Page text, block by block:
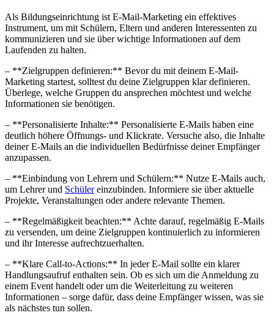
Als Bildungseinrichtung‌ ist E-Mail-Marketing ein⁤ effektives⁢
Instrument, ‍um mit⁤ Schülern, Eltern und anderen Interessenten zu
kommunizieren und ‌sie​ über wichtige Informationen auf⁢ dem
Laufenden zu halten.
– ⁢**Zielgruppen definieren:** Bevor du ⁣mit deinem ​E-Mail-
Marketing startest, solltest du⁣ deine Zielgruppen⁤ klar definieren.
Überlege, welche Gruppen du ansprechen möchtest‌ und welche
Informationen sie benötigen.
– **Personalisierte‌ Inhalte:** Personalisierte E-Mails‍ haben eine
deutlich höhere Öffnungs- und Klickrate. Versuche also, die⁢ Inhalte
deiner E-Mails an die individuellen Bedürfnisse deiner⁢ Empfänger
anzupassen.
– ​**Einbindung von Lehrern ⁤und Schülern:** Nutze E-Mails auch,
um Lehrer und Schülereinzubinden. Informiere sie über​ aktuelle
Projekte, Veranstaltungen oder ⁣andere relevante Themen.
– ‍**Regelmäßigkeit beachten:** Achte darauf, regelmäßig E-Mails‍
zu ‍versenden, um deine Zielgruppen kontinuierlich zu informieren
und ihr Interesse aufrechtzuerhalten.
– **Klare Call-to-Actions:**​ In jeder E-Mail sollte ‍ein klarer
⁤Handlungsaufruf⁢ enthalten sein. ⁢Ob es sich‍ um die Anmeldung zu
einem ‌Event handelt oder um ‍die Weiterleitung zu weiteren
Informationen – sorge dafür,⁢ dass deine Empfänger ⁤wissen, was sie
als nächstes tun sollen.